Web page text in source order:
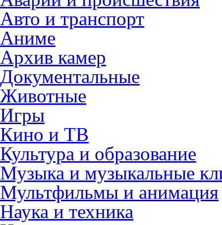
Авто и транспорт
Аниме
Архив камер
Документальные
Животные
Игры
Кино и ТВ
Культура и образование
Музыка и музыкальные
Мультфильмы и анимация
Наука и техника